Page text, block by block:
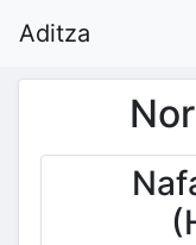
Aditza